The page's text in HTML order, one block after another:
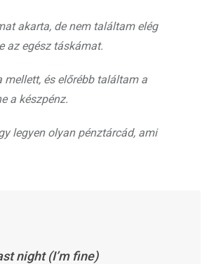
akarta, de nem találtam elég
az egész táskámat.
mellett, és előrébb találtam a
a készpénz.
legyen olyan pénztárcád, ami
night (I’m fine)